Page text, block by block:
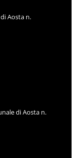
Aosta n.
di Aosta n.